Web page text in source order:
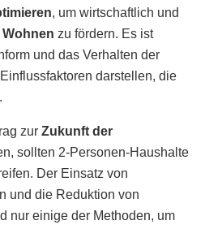
, um wirtschaftlich und
zu fördern. Es ist
und das Verhalten der
darstellen, die
zur Zukunft der
sollten 2-Personen-Haushalte
Der Einsatz von
und die Reduktion von
nur einige der Methoden, um